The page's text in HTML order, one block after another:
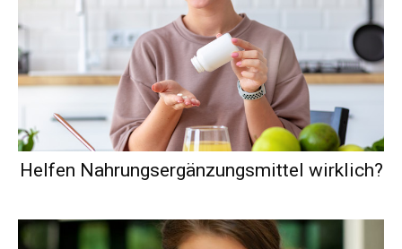
Helfen Nahrungsergänzungsmittel wirklich?